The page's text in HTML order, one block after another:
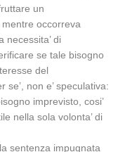
un
occorreva
necessita’ di
se tale bisogno
del
non e’ speculativa:
imprevisto, cosi’
nella sola volonta’ di
sentenza impugnata